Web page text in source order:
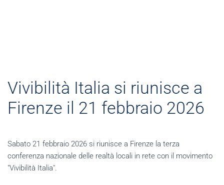
Vivibilità Italia si riunisce a
Firenze il 21 febbraio 2026
Sabato 21 febbraio 2026 si riunisce a Firenze la terza
conferenza nazionale delle realtà locali in rete con il movimento
"Vivibilità Italia".